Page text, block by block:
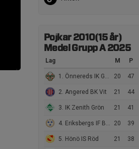
Pojkar 2010(15 år)
Medel Grupp A 2025
Lag M P
1. Önnereds IK Grön 20 47
2. Angered BK Vit 21 44
3. IK Zenith Grön 21 41
4. Eriksbergs IF Blå 20 39
5. Hönö IS Röd 21 38